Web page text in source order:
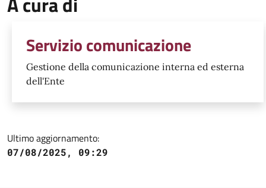
Servizio comunicazione
Gestione della comunicazione interna ed esterna
dell'Ente
Ultimo aggiornamento:
07/08/2025, 09:29